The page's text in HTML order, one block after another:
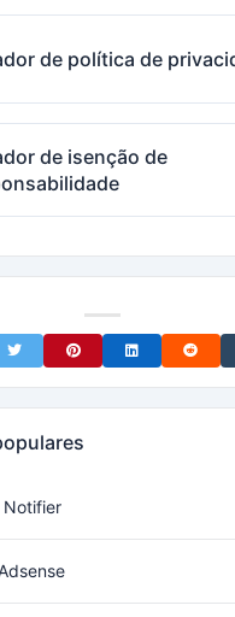
de política de
de isenção de
Facebook
Share on TwitterShare on Pinterest
Share onShare
Notifier